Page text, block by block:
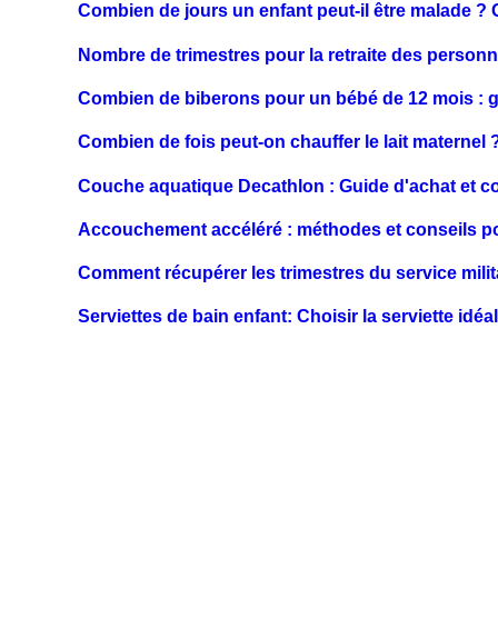
Combien de jours un enfant peut-il être malade ?
Nombre de trimestres pour la retraite des
Combien de biberons pour un bébé de 12 mois :
Combien de fois peut-on chauffer le lait maternel
Couche aquatique Decathlon : Guide d'achat et
Accouchement accéléré : méthodes et conseils
Comment récupérer les trimestres du service
Serviettes de bain enfant: Choisir la serviette